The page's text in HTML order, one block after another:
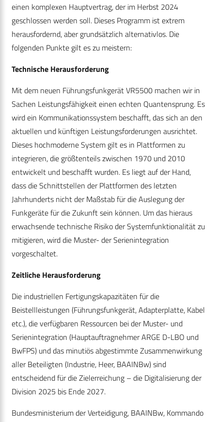
einen komplexen Hauptvertrag, der im Herbst 2024
geschlossen werden soll. Dieses Programm ist extrem
herausfordernd, aber grundsätzlich alternativlos. Die
folgenden Punkte gilt es zu meistern:
Technische Herausforderung
Mit dem neuen Führungsfunkgerät VR5500 machen wir in
Sachen Leistungsfähigkeit einen echten Quantensprung. Es
wird ein Kommunikationssystem beschafft, das sich an den
aktuellen und künftigen Leistungsforderungen ausrichtet.
Dieses hochmoderne System gilt es in Plattformen zu
integrieren, die größtenteils zwischen 1970 und 2010
entwickelt und beschafft wurden. Es liegt auf der Hand,
dass die Schnittstellen der Plattformen des letzten
Jahrhunderts nicht der Maßstab für die Auslegung der
Funkgeräte für die Zukunft sein können. Um das hieraus
erwachsende technische Risiko der Systemfunktionalität zu
mitigieren, wird die Muster- der Serienintegration
vorgeschaltet.
Zeitliche Herausforderung
Die industriellen Fertigungskapazitäten für die
Beistellleistungen (Führungsfunkgerät, Adapterplatte, Kabel
etc.), die verfügbaren Ressourcen bei der Muster- und
Serienintegration (Hauptauftragnehmer ARGE D-LBO und
BwFPS) und das minutiös abgestimmte Zusammenwirkung
aller Beteiligten (Industrie, Heer, BAAINBw) sind
entscheidend für die Zielerreichung – die Digitalisierung der
Division 2025 bis Ende 2027.
Bundesministerium der Verteidigung, BAAINBw, Kommando